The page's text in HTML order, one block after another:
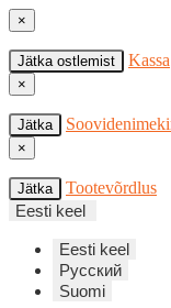
×
Jätka ostlemist Kassa
×
Jätka
×
Jätka
Tootevõrdlus
Eesti keel
Eesti keel
Русский
Suomi